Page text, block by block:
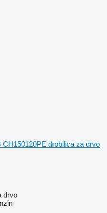
CH150120PE drobilica za drvo
drvo